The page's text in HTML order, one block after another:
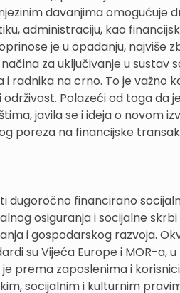
davanjima omogućuje
administraciju, kao
je u opadanju, najviše
za uključivanje u sustav
na crno. To je važno
Polazeći od toga da
javila se i ideja o novom
poreza na financijske
dugoročno financirano
osiguranja i socijalne
i gospodarskog razvoja.
su Vijeća Europe i MOR-a,
prema zaposlenima i
socijalnim i kulturnim